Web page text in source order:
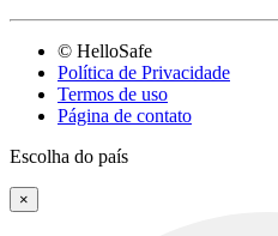
© HelloSafe
Política de Privacidade
Termos de uso
Página de contato
Escolha do país
×